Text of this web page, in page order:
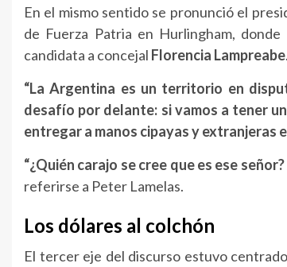
En el mismo sentido se pronunció el
de Fuerza Patria en Hurlingham,
candidata a concejal Florencia Lampreabe.
“La Argentina es un territorio en
desafío por delante: si vamos a tener
entregar a manos cipayas y extranjeras
“¿Quién carajo se cree que es ese
referirse a Peter Lamelas.
Los dólares al colchón
El tercer eje del discurso estuvo